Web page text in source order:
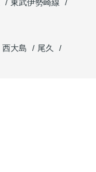
東武伊勢崎線
西大島
尾久